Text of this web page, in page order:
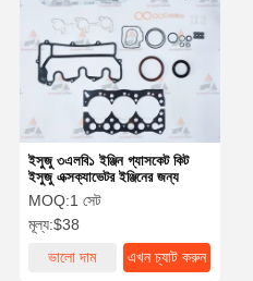
ইসুজু ৩এলবি১ ইঞ্জিন গ্যাসকেট কিট
ইসুজু এক্সক্যাভেটর ইঞ্জিনের জন্য
MOQ:1 সেট
মূল্য:$38
ভালো দাম
এখন চ্যাট করুন